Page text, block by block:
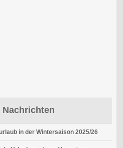
in der Wintersaison 2025/26